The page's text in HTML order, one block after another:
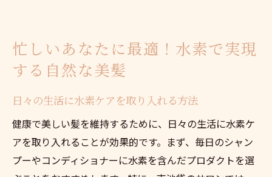
忙しいあなたに最適！水素で実現
する自然な美髪
日々の生活に水素ケアを取り入れる方法
健康で美しい髪を維持するために、日々の生活に水素ケ
アを取り入れることが効果的です。まず、毎日のシャン
プーやコンディショナーに水素を含んだプロダクトを選